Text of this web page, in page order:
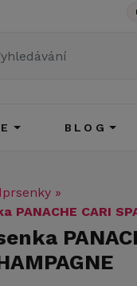
BLOG
»
PANACHE CARI